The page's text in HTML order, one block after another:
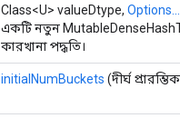
Class<U> valueDtype, Options...
একটি নতুন
কারখানা পদ্ধতি।
initialNumBuckets (দীর্ঘ